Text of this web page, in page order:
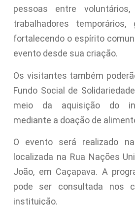
pessoas entre
trabalhadores
fortalecendo o espírito
evento desde sua criação.
Os visitantes também
Fundo Social de
meio da aquisição do
mediante a doação de
O evento será realizado
localizada na Rua Nações
João, em Caçapava. A
pode ser consultada nos
instituição.